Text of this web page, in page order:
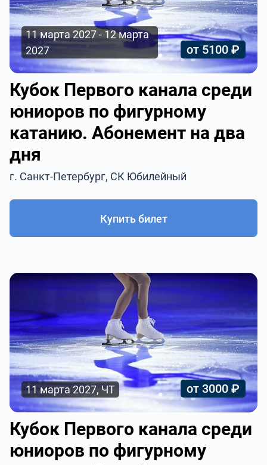
11 марта 2027 - 12 марта
2027
от 5100 ₽
Кубок Первого канала среди
юниоров по фигурному
катанию. Абонемент на два
дня
г. Санкт-Петербург, СК Юбилейный
Купить билет
11 марта 2027, ЧТ от 3000 ₽
Кубок Первого канала среди
юниоров по фигурному